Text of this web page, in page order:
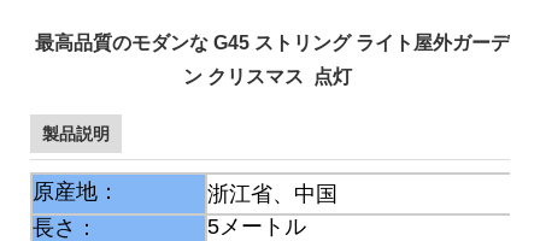
最高品質のモダンな G45 ストリング ライト屋外ガーデ
ン クリスマス 点灯
製品説明
原産地：
浙江省、中国
長さ：
5メートル